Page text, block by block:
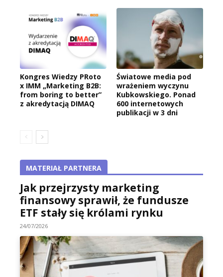
Kongres Wiedzy PRoto
x IMM „Marketing B2B:
from boring to better”
z akredytacją DIMAQ
Światowe media pod
wrażeniem wyczynu
Kubkowskiego. Ponad
600 internetowych
publikacji w 3 dni
MATERIAŁ PARTNERA
Jak przejrzysty marketing
finansowy sprawił, że fundusze
ETF stały się królami rynku
24/07/2026